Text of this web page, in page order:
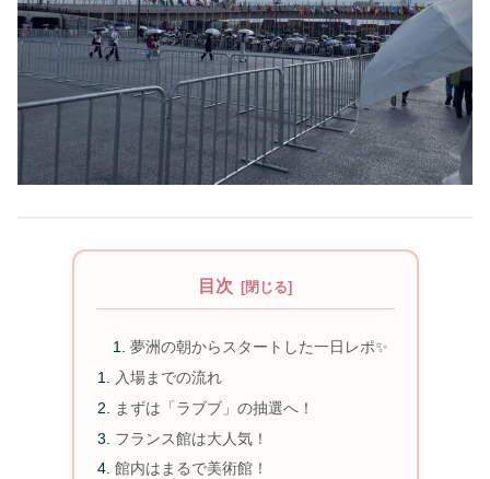
目次
夢洲の朝からスタートした一日レポ✨
入場までの流れ
まずは「ラブブ」の抽選へ！
フランス館は大人気！
館内はまるで美術館！